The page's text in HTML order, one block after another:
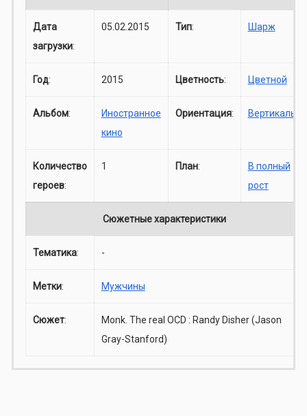
Дата
загрузки:
05.02.2015 Тип: Шарж
Год: 2015 Цветность: Цветной
Альбом:
Иностранное
кино
Ориентация: Вертикаль
Количество
героев:
1 План:
В полный
рост
Сюжетные характеристики
Тематика: -
Метки: Мужчины
Сюжет:
Monk. The real OCD : Randy Disher (Jason
Gray-Stanford)